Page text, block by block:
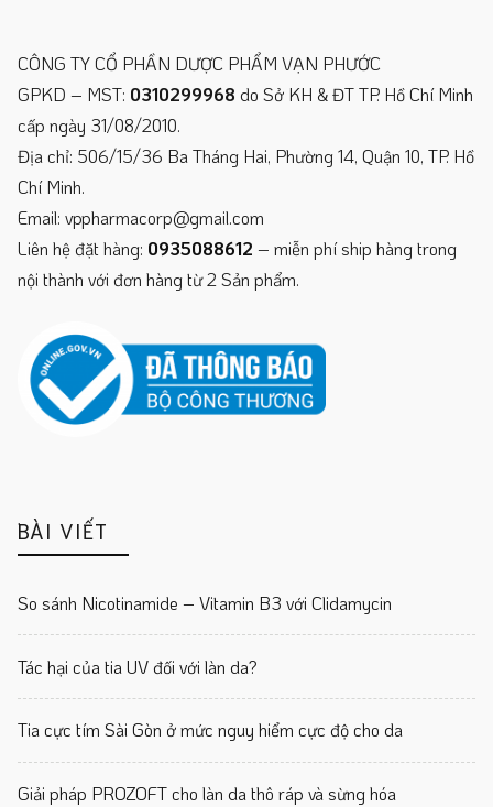
CÔNG TY CỔ PHẦN DƯỢC PHẨM VẠN PHƯỚC
GPKD – MST: 0310299968 do Sở KH & ĐT TP. Hồ Chí Minh
cấp ngày 31/08/2010.
Địa chỉ: 506/15/36 Ba Tháng Hai, Phường 14, Quận 10, TP. Hồ
Chí Minh.
Email: vppharmacorp@gmail.com
Liên hệ đặt hàng: 0935088612 – miễn phí ship hàng trong
nội thành với đơn hàng từ 2 Sản phẩm.
BÀI VIẾT
So sánh Nicotinamide – Vitamin B3 với Clidamycin
Tác hại của tia UV đối với làn da?
Tia cực tím Sài Gòn ở mức nguy hiểm cực độ cho da
Giải pháp PROZOFT cho làn da thô ráp và sừng hóa